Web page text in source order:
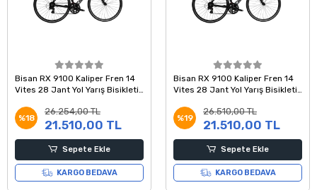
Bisan RX 9100 Kaliper Fren 14
Vites 28 Jant Yol Yarış Bisikleti
%18
26.254,00 TL
21.510,00 TL
Sepete Ekle
KARGO BEDAVA
Bisan RX 9100 Kaliper Fren 14
Vites 28 Jant Yol Yarış Bisikleti
%19
26.510,00 TL
21.510,00 TL
Sepete Ekle
KARGO BEDAVA